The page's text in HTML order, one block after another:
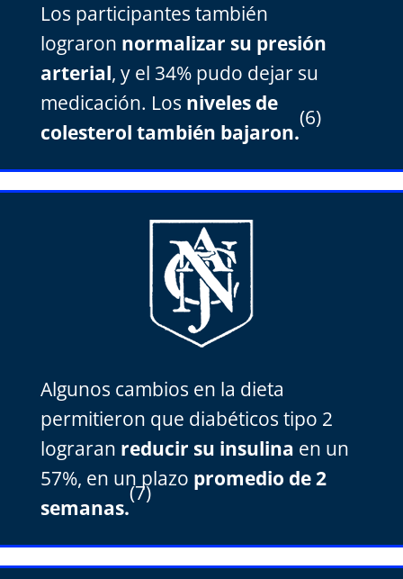
Los participantes también
lograron normalizar su presión
arterial, y el 34% pudo dejar su
medicación. Los niveles de
colesterol también bajaron.
(6)
Algunos cambios en la dieta
permitieron que diabéticos tipo 2
lograran reducir su insulina en un
57%, en un plazo promedio de 2
semanas.
(7)